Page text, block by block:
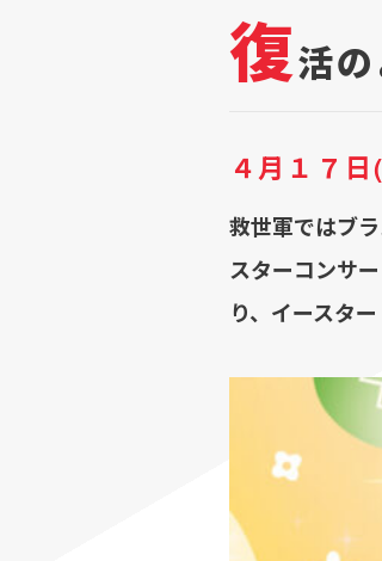
復活
４月１７
救世軍ではブ
スターコンサ
り、イースタ